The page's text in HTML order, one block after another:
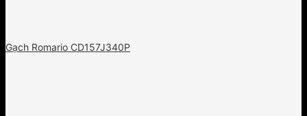
Gạch Romario CD157J340P